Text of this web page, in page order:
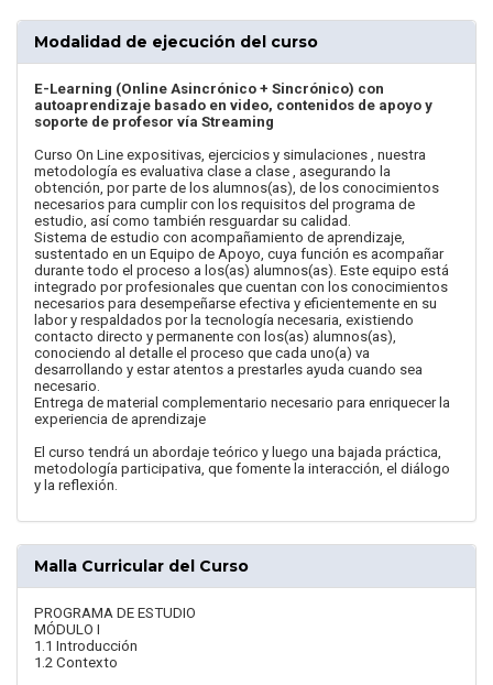
Modalidad de ejecución del curso
E-Learning (Online Asincrónico + Sincrónico) con
autoaprendizaje basado en video, contenidos de apoyo y
soporte de profesor vía Streaming
Curso On Line expositivas, ejercicios y simulaciones , nuestra
metodología es evaluativa clase a clase , asegurando la
obtención, por parte de los alumnos(as), de los conocimientos
necesarios para cumplir con los requisitos del programa de
estudio, así como también resguardar su calidad.
Sistema de estudio con acompañamiento de aprendizaje,
sustentado en un Equipo de Apoyo, cuya función es acompañar
durante todo el proceso a los(as) alumnos(as). Este equipo está
integrado por profesionales que cuentan con los conocimientos
necesarios para desempeñarse efectiva y eficientemente en su
labor y respaldados por la tecnología necesaria, existiendo
contacto directo y permanente con los(as) alumnos(as),
conociendo al detalle el proceso que cada uno(a) va
desarrollando y estar atentos a prestarles ayuda cuando sea
necesario.
Entrega de material complementario necesario para enriquecer la
experiencia de aprendizaje
El curso tendrá un abordaje teórico y luego una bajada práctica,
metodología participativa, que fomente la interacción, el diálogo
y la reflexión.
Malla Curricular del Curso
PROGRAMA DE ESTUDIO
MÓDULO I
1.1 Introducción
1.2 Contexto